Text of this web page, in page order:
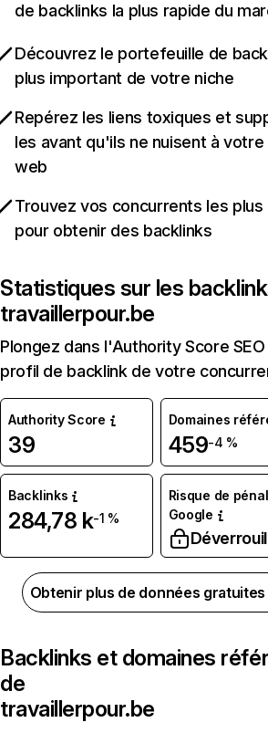
de backlinks la plus rapide du
Découvrez le portefeuille de
plus important de votre niche
Repérez les liens toxiques et
les avant qu'ils ne nuisent à
web
Trouvez vos concurrents les
pour obtenir des backlinks
Statistiques sur les
travaillerpour.be
Plongez dans l'Authority Score
profil de backlink de votre
Authority Score
39
Domaines
459-4 %
Backlinks
284,78 k-1 %
Risque de
Google
Obtenir plus de données
Backlinks et domaines
de
travaillerpour.be